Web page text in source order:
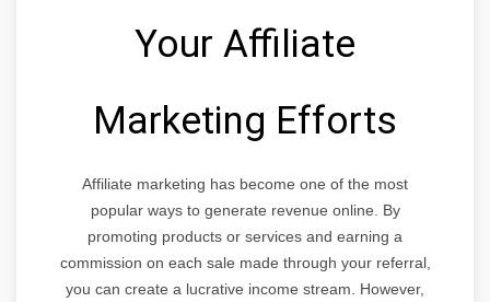
Your Affiliate
Marketing Efforts
Affiliate marketing has become one of the most
popular ways to generate revenue online. By
promoting products or services and earning a
commission on each sale made through your referral,
you can create a lucrative income stream. However,